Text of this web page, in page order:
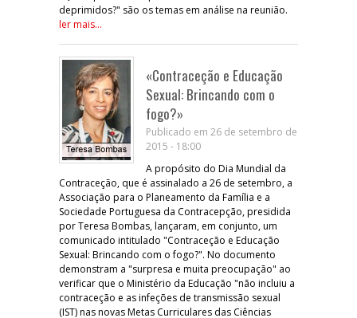
deprimidos?" são os temas em análise na reunião.
ler mais...
«Contraceção e Educação
Sexual: Brincando com o
fogo?»
Publicado em 26 de setembro de
2015 - 18:00
A propósito do Dia Mundial da
Contraceção, que é assinalado a 26 de setembro, a
Associação para o Planeamento da Família e a
Sociedade Portuguesa da Contracepção, presidida
por Teresa Bombas, lançaram, em conjunto, um
comunicado intitulado "Contraceção e Educação
Sexual: Brincando com o fogo?". No documento
demonstram a "surpresa e muita preocupação" ao
verificar que o Ministério da Educação "não incluiu a
contraceção e as infeções de transmissão sexual
(IST) nas novas Metas Curriculares das Ciências